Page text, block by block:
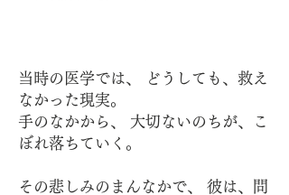
当時の医学では、 どうしても、救え
なかった現実。
手のなかから、 大切ないのちが、こ
ぼれ落ちていく。
その悲しみのまんなかで、 彼は、問